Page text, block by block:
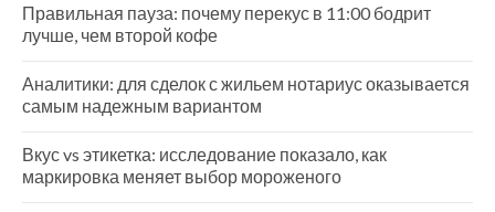
Правильная пауза: почему перекус в 11:00 бодрит
лучше, чем второй кофе
Аналитики: для сделок с жильем нотариус оказывается
самым надежным вариантом
Вкус vs этикетка: исследование показало, как
маркировка меняет выбор мороженого